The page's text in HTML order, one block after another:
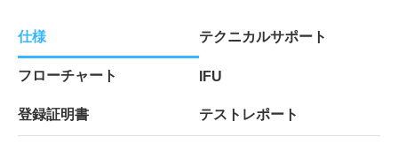
仕様 テクニカルサポート
フローチャート IFU
登録証明書 テストレポート